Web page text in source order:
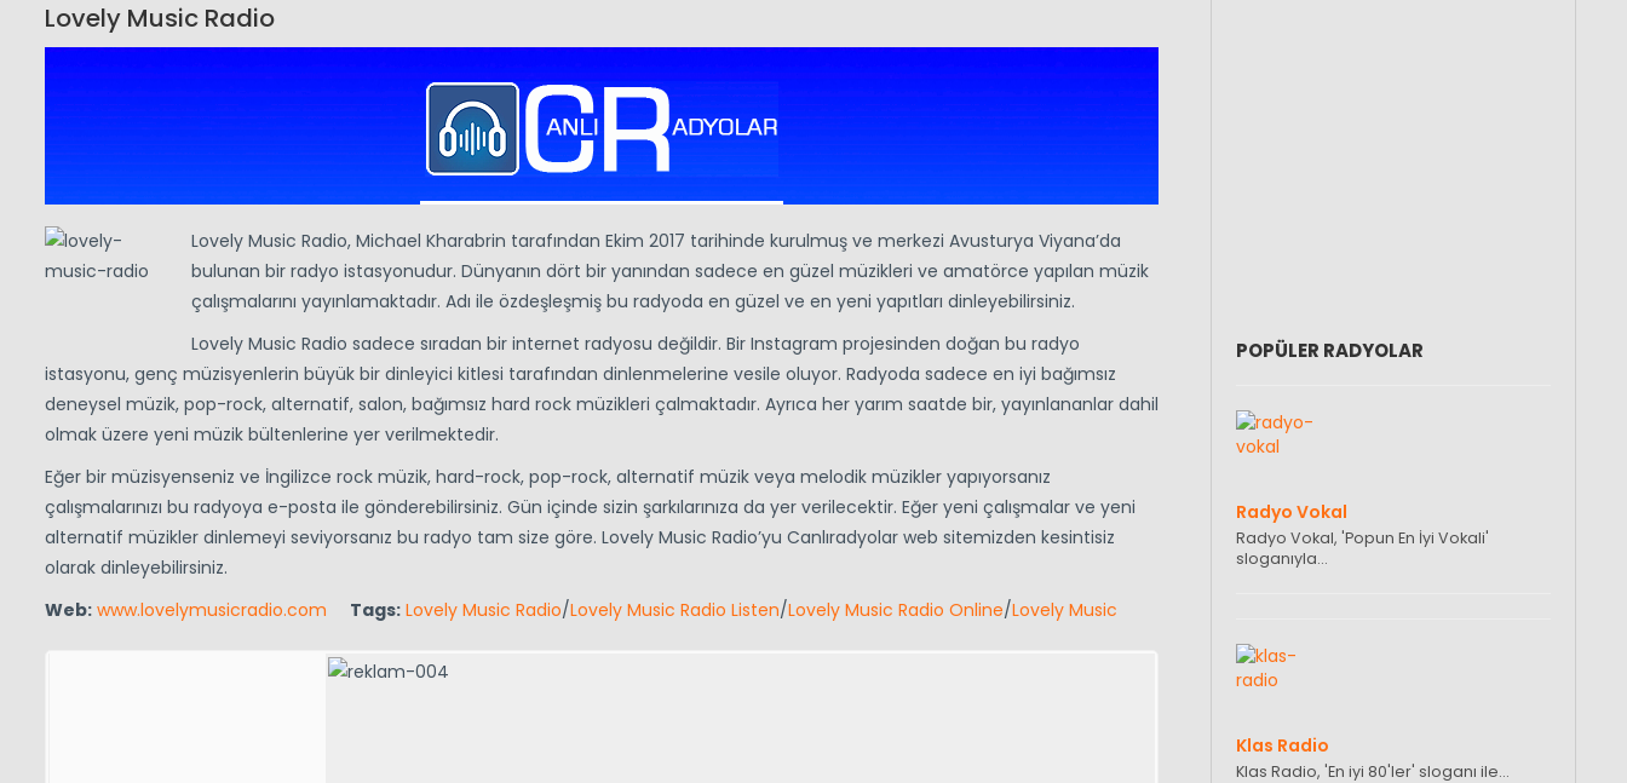
Lovely Music Radio
Lovely Music Radio, Michael Kharabrin tarafından Ekim 2017 tarihinde kurulmuş ve merkezi Avusturya Viyana’da
bulunan bir radyo istasyonudur. Dünyanın dört bir yanından sadece en güzel müzikleri ve amatörce yapılan müzik
çalışmalarını yayınlamaktadır. Adı ile özdeşleşmiş bu radyoda en güzel ve en yeni yapıtları dinleyebilirsiniz.
Lovely Music Radio sadece sıradan bir internet radyosu değildir. Bir Instagram projesinden doğan bu radyo
istasyonu, genç müzisyenlerin büyük bir dinleyici kitlesi tarafından dinlenmelerine vesile oluyor. Radyoda sadece en iyi bağımsız
deneysel müzik, pop-rock, alternatif, salon, bağımsız hard rock müzikleri çalmaktadır. Ayrıca her yarım saatde bir, yayınlananlar dahil
olmak üzere yeni müzik bültenlerine yer verilmektedir.
Eğer bir müzisyenseniz ve İngilizce rock müzik, hard-rock, pop-rock, alternatif müzik veya melodik müzikler yapıyorsanız
çalışmalarınızı bu radyoya e-posta ile gönderebilirsiniz. Gün içinde sizin şarkılarınıza da yer verilecektir. Eğer yeni çalışmalar ve yeni
alternatif müzikler dinlemeyi seviyorsanız bu radyo tam size göre. Lovely Music Radio’yu Canlıradyolar web sitemizden kesintisiz
olarak dinleyebilirsiniz.
Web: www.lovelymusicradio.com Tags: Lovely Music Radio/Lovely Music Radio Listen/Lovely Music Radio Online/Lovely Music
POPÜLER RADYOLAR
Radyo Vokal
Radyo Vokal, 'Popun En İyi Vokali'
sloganıyla…
Klas Radio
Klas Radio, 'En iyi 80'ler' sloganı ile…